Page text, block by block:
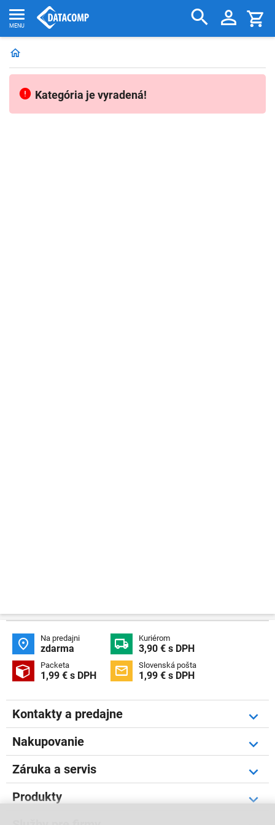
Kategória je vyradená!
 Na predajni
zdarma  Kuriérom
3,90 € s DPH
 Packeta
1,99 € s DPH  Slovenská pošta
1,99 € s DPH
Kontakty a predajne
Nakupovanie
Záruka a servis
Produkty